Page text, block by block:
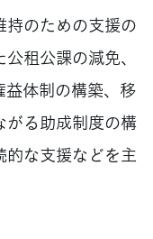
のための支援の
租公課の減免、
体制の構築、移
がる助成制度の構
な支援などを主